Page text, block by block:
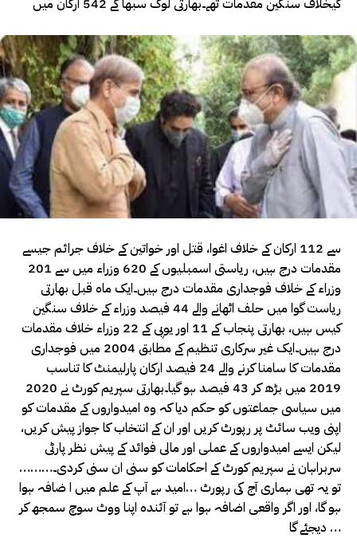
سے 112 ارکان کے خلاف اغوا، قتل اور خواتین کے خلاف جرائم جیسے
مقدمات درج ہیں، ریاستی اسمبلیوں کے 620 وزراء میں سے 201
وزراء کے خلاف فوجداری مقدمات درج ہیں۔ایک ماہ قبل بھارتی
ریاست گوا میں حلف اٹھانے والے 44 فیصد وزراء کے خلاف سنگین
کیس ہیں، بھارتی پنجاب کے 11 اور یوپی کے 22 وزراء خلاف مقدمات
درج ہیں۔ایک غیر سرکاری تنظیم کے مطابق 2004 میں فوجداری
مقدمات کا سامنا کرنے والے 24 فیصد ارکان پارلیمنٹ کا تناسب
2019 میں بڑھ کر 43 فیصد ہو گیا۔بھارتی سپریم کورٹ نے 2020
میں سیاسی جماعتوں کو حکم دیا کہ وہ امیدواروں کے مقدمات کو
اپنی ویب سائٹ پر رپورٹ کریں اور ان کے انتخاب کا جواز پیش کریں،
لیکن ایسے امیدواروں کے عملی اور مالی فوائد کے پیش نظر پارٹی
سربراہان نے سپریم کورٹ کے احکامات کو سنی ان سنی کردی۔………
تو یہ تھی ہماری آج کی رپورٹ …امید ہے آپ کے علم میں ا ضافہ ہوا
ہو گا، اور اگر واقعی اضافہ ہوا ہے تو آئندہ اپنا ووٹ سوچ سمجھ کر
دیجئے گا …